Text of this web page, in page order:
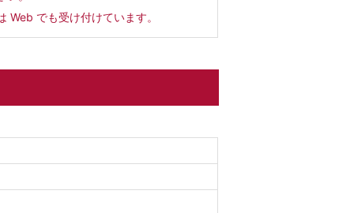
Web でも受け付けています。